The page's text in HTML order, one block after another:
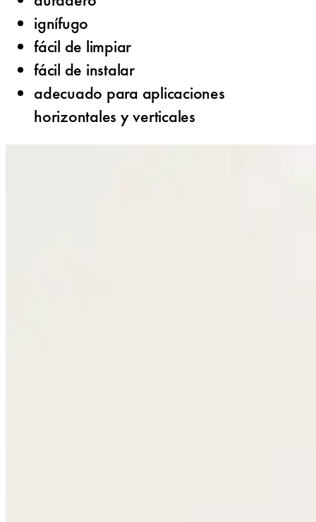
ignífugo
fácil de limpiar
fácil de instalar
adecuado para aplicaciones
horizontales y verticales